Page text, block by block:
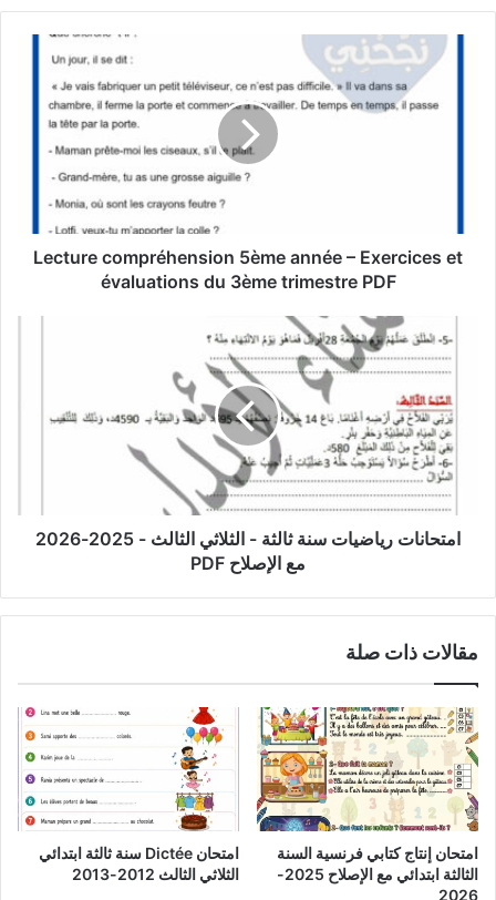
Lecture
compréhension
année
du
3ème
Lecture compréhension 5ème année – Exercices et
évaluations du 3ème trimestre PDF
رياضيات
الثلاثي
الثالث
2025-
2026
PDF
امتحانات رياضيات سنة ثالثة - الثلاثي الثالث - 2025-2026
مع الإصلاح PDF
مقالات ذات صلة
امتحان إنتاج كتابي فرنسية السنة
الثالثة ابتدائي مع الإصلاح 2025-
2026
امتحان Dictée سنة ثالثة ابتدائي
الثلاثي الثالث 2012-2013